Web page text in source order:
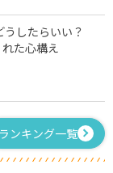
うしたらいい？
た心構え
ランキング一覧